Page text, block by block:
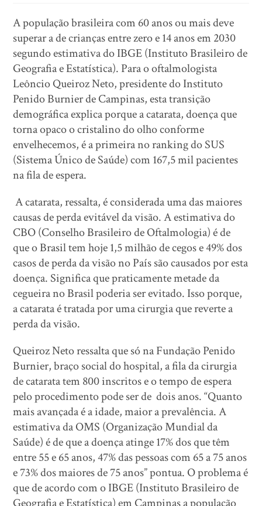
A população brasileira com 60 anos ou mais deve
superar a de crianças entre zero e 14 anos em 2030
segundo estimativa do IBGE (Instituto Brasileiro de
Geografia e Estatística). Para o oftalmologista
Leôncio Queiroz Neto, presidente do Instituto
Penido Burnier de Campinas, esta transição
demográfica explica porque a catarata, doença que
torna opaco o cristalino do olho conforme
envelhecemos, é a primeira no ranking do SUS
(Sistema Único de Saúde) com 167,5 mil pacientes
na fila de espera.
A catarata, ressalta, é considerada uma das maiores
causas de perda evitável da visão. A estimativa do
CBO (Conselho Brasileiro de Oftalmologia) é de
que o Brasil tem hoje 1,5 milhão de cegos e 49% dos
casos de perda da visão no País são causados por esta
doença. Significa que praticamente metade da
cegueira no Brasil poderia ser evitado. Isso porque,
a catarata é tratada por uma cirurgia que reverte a
perda da visão.
Queiroz Neto ressalta que só na Fundação Penido
Burnier, braço social do hospital, a fila da cirurgia
de catarata tem 800 inscritos e o tempo de espera
pelo procedimento pode ser de dois anos. “Quanto
mais avançada é a idade, maior a prevalência. A
estimativa da OMS (Organização Mundial da
Saúde) é de que a doença atinge 17% dos que têm
entre 55 e 65 anos, 47% das pessoas com 65 a 75 anos
e 73% dos maiores de 75 anos” pontua. O problema é
que de acordo com o IBGE (Instituto Brasileiro de